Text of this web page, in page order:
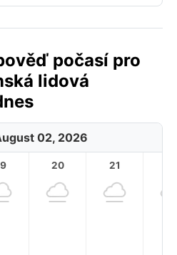
počasí pro
lidová
02, 2026
20 21